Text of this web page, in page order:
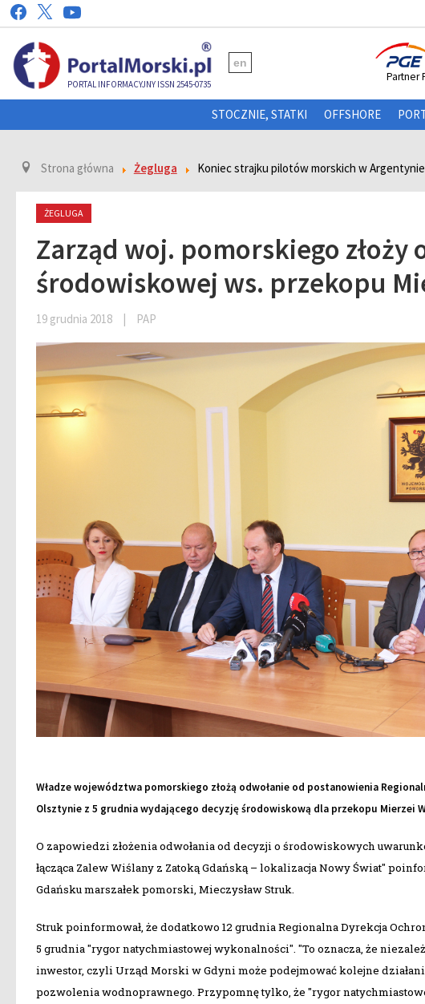
PORTAL INFORMACYJNY ISSN 2545-0735
en
Partner
STOCZNIE, STATKI OFFSHORE
Strona główna Żegluga Koniec strajku pilotów morskich w Argentynie
ŻEGLUGA
Zarząd woj. pomorskiego złoży
środowiskowej ws. przekopu
19 grudnia 2018 | PAP
Władze województwa pomorskiego złożą odwołanie od postanowienia
Olsztynie z 5 grudnia wydającego decyzję środowiskową dla przekopu Mierzei
O zapowiedzi złożenia odwołania od decyzji o środowiskowych
łącząca Zalew Wiślany z Zatoką Gdańską – lokalizacja Nowy Świat"
Gdańsku marszałek pomorski, Mieczysław Struk.
Struk poinformował, że dodatkowo 12 grudnia Regionalna Dyrekcja
5 grudnia "rygor natychmiastowej wykonalności". "To oznacza, że
inwestor, czyli Urząd Morski w Gdyni może podejmować kolejne
pozwolenia wodnoprawnego. Przypomnę tylko, że "rygor